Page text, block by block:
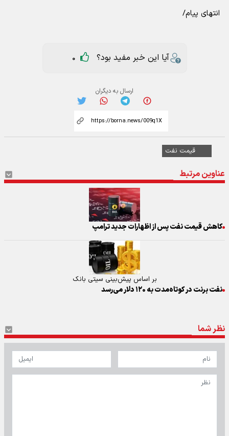
انتهای پیام/
آیا این خبر مفید بود؟ 0
ارسال به دیگران
قیمت نفت
عناوین مرتبط
کاهش قیمت نفت پس از اظهارات جدید ترامپ
بر اساس پیش‌بینی سیتی بانک
نفت برنت در کوتاه‌مدت به ۱۲۰ دلار می‌رسد
نظر شما